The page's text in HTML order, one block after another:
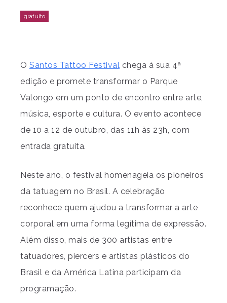
O Santos Tattoo Festival chega à sua 4ª
edição e promete transformar o Parque
Valongo em um ponto de encontro entre arte,
música, esporte e cultura. O evento acontece
de 10 a 12 de outubro, das 11h às 23h, com
entrada gratuita.
Neste ano, o festival homenageia os pioneiros
da tatuagem no Brasil. A celebração
reconhece quem ajudou a transformar a arte
corporal em uma forma legítima de expressão.
Além disso, mais de 300 artistas entre
tatuadores, piercers e artistas plásticos do
Brasil e da América Latina participam da
programação.